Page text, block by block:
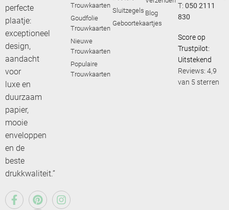
perfecte
plaatje:
exceptioneel
design,
aandacht
voor
luxe en
duurzaam
papier,
mooie
enveloppen
en de
beste
drukkwaliteit.”
Trouwkaarten
Goudfolie
Trouwkaarten
Nieuwe
Trouwkaarten
Populaire
Trouwkaarten
Sluitzegels
Geboortekaartjes
Blog
T:050 2111
830
Score op
Trustpilot:
Uitstekend
Reviews: 4,9
van 5 sterren